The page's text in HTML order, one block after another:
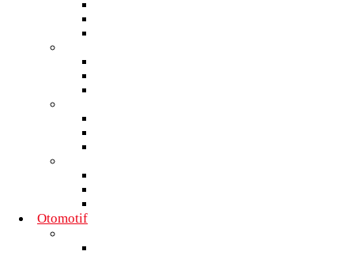
Otomotif